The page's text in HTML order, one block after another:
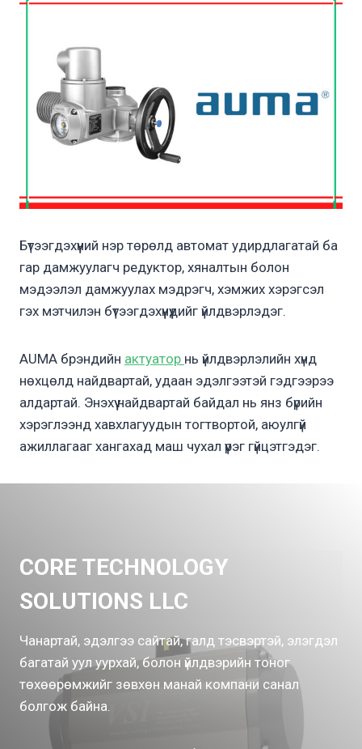
Бүтээгдэхүүний нэр төрөлд автомат удирдлагатай ба
гар дамжуулагч редуктор, хяналтын болон
мэдээлэл дамжуулах мэдрэгч, хэмжих хэрэгсэл
гэх мэтчилэн бүтээгдэхүүнүүдийг үйлдвэрлэдэг.
AUMA брэндийн актуатор нь үйлдвэрлэлийн хүнд
нөхцөлд найдвартай, удаан эдэлгээтэй гэдгээрээ
алдартай. Энэхүү найдвартай байдал нь янз бүрийн
хэрэглээнд хавхлагуудын тогтвортой, аюулгүй
ажиллагааг хангахад маш чухал үүрэг гүйцэтгэдэг.
CORE TECHNOLOGY
SOLUTIONS LLC
Чанартай, эдэлгээ сайтай, галд тэсвэртэй, элэгдэл
багатай уул уурхай, болон үйлдвэрийн тоног
төхөөрөмжийг зөвхөн манай компани санал
болгож байна.